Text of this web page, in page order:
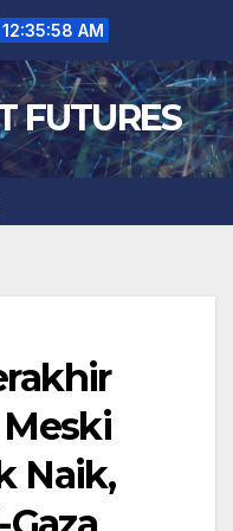
12:35:59 AM
FUTURES
Naik,